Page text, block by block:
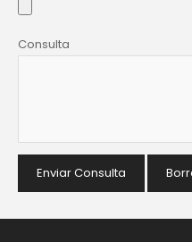
Consulta
Enviar Consulta